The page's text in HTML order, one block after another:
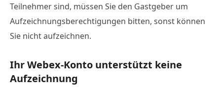
Teilnehmer sind, müssen Sie den Gastgeber um
Aufzeichnungsberechtigungen bitten, sonst können
Sie nicht aufzeichnen.
Ihr Webex-Konto unterstützt keine
Aufzeichnung